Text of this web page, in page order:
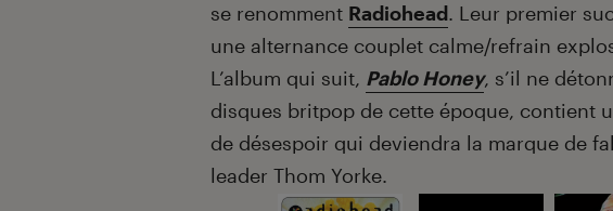
se renomment Radiohead. Leur premier
une alternance couplet calme/refrain
L’album qui suit, Pablo Honey, s’il ne
disques britpop de cette époque, contient
de désespoir qui deviendra la marque de
leader Thom Yorke.